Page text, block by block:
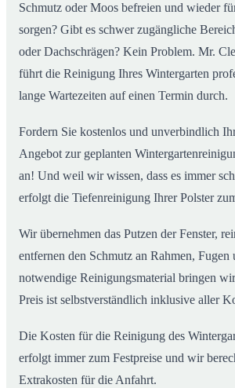
Schmutz oder Moos befreien und wieder
sorgen? Gibt es schwer zugängliche
oder Dachschrägen? Kein Problem. Mr.
führt die Reinigung Ihres Wintergarten
lange Wartezeiten auf einen Termin durch.
Fordern Sie kostenlos und unverbindlich
Angebot zur geplanten
an! Und weil wir wissen, dass es immer
erfolgt die Tiefenreinigung Ihrer Polster
Wir übernehmen das Putzen der Fenster,
entfernen den Schmutz an Rahmen, Fugen
notwendige Reinigungsmaterial bringen
Preis ist selbstverständlich inklusive aller
Die Kosten für die Reinigung des
erfolgt immer zum Festpreise und wir
Extrakosten für die Anfahrt.